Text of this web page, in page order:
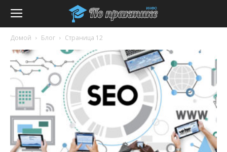
Домой Блог Страница 12